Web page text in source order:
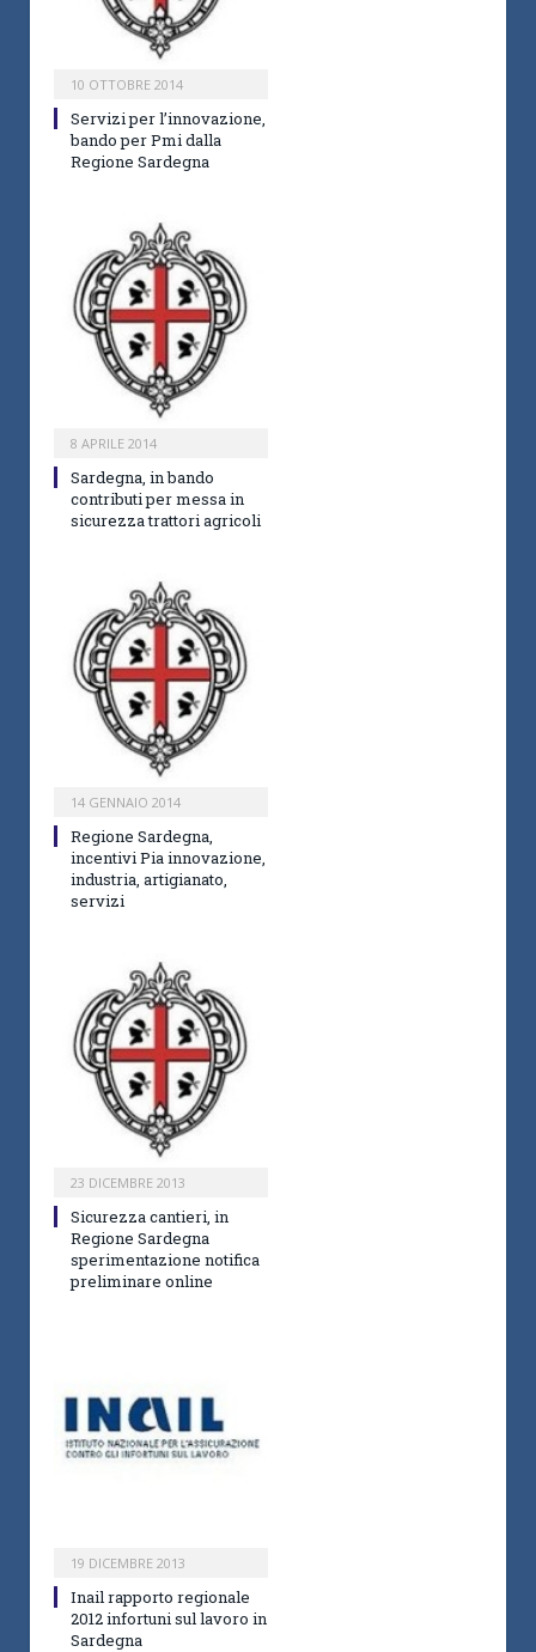
10 OTTOBRE 2014
Servizi per l’innovazione,
bando per Pmi dalla
Regione Sardegna
8 APRILE 2014
Sardegna, in bando
contributi per messa in
sicurezza trattori agricoli
14 GENNAIO 2014
Regione Sardegna,
incentivi Pia innovazione,
industria, artigianato,
servizi
23 DICEMBRE 2013
Sicurezza cantieri, in
Regione Sardegna
sperimentazione notifica
preliminare online
19 DICEMBRE 2013
Inail rapporto regionale
2012 infortuni sul lavoro in
Sardegna